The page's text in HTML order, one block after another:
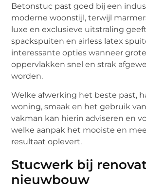
Betonstuc past goed bij een
moderne woonstijl, terwijl
luxe en exclusieve uitstraling
spackspuiten en airless latex
interessante opties wanneer
oppervlakken snel en strak
worden.
Welke afwerking het beste past,
woning, smaak en het gebruik
vakman kan hierin adviseren en
welke aanpak het mooiste en
resultaat oplevert.
Stucwerk bij
nieuwbouw